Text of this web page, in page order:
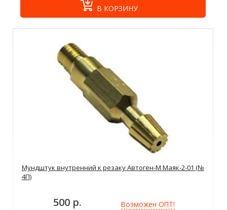
В КОРЗИНУ
Мундштук внутренний к резаку Автоген-М Маяк-2-01 (№
4П)
500 р. Возможен ОПТ!